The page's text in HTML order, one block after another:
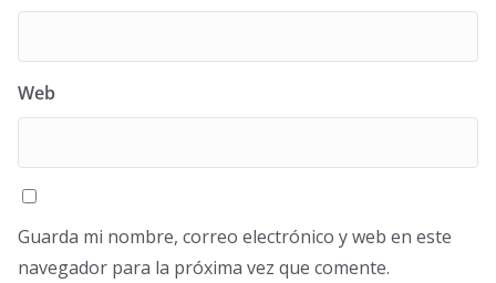
Web
Guarda mi nombre, correo electrónico y web en este
navegador para la próxima vez que comente.